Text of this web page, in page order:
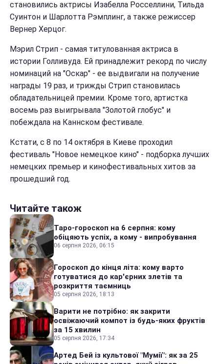
становились актрисы Изабелла Росселлини, Тильда
Суинтон и Шарлотта Рэмплинг, а также режиссер
Вернер Херцог.
Мэрил Стрип - самая титулованная актриса в
истории Голливуда. Ей принадлежит рекорд по числу
номинаций на "Оскар" - ее выдвигали на получение
награды 19 раз, и трижды Стрип становилась
обладательницей премии. Кроме того, артистка
восемь раз выигрывала "Золотой глобус" и
побеждала на Каннском фестивале.
Кстати, с 8 по 14 октября в Киеве проходил
фестиваль "Новое немецкое кино" - подборка лучших
немецких премьер и кинофестивальных хитов за
прошедший год.
Читайте також
Таро-гороскоп на 6 серпня: кому
обіцяють успіх, а кому - випробування
06 серпня 2026, 06:15
Гороскоп до кінця літа: кому варто
готуватися до кар'єрних злетів та
розкриття таємниць
05 серпня 2026, 18:13
Варити не потрібно: як закрити
освіжаючий компот із будь-яких фруктів
за 15 хвилин
05 серпня 2026, 17:34
Артед Бей із культової "Мумії": як за 25